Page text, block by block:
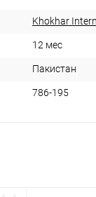
Khokhar
12 мес
Пакистан
786-195